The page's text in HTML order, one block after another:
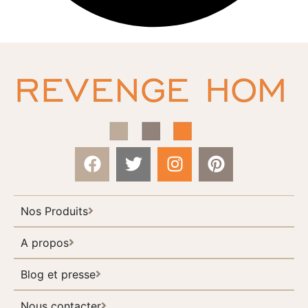
Nos Produits
A propos
Blog et presse